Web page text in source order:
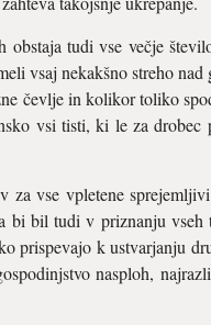
obstaja tudi vse večje
vsaj nekakšno streho
čevlje in kolikor toliko
vsi tisti, ki le za
za vse vpletene
bi bil tudi v priznanju
prispevajo k ustvarjanju
nasploh,